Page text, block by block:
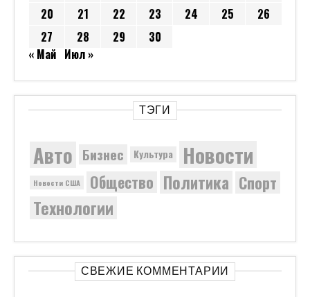
20
21 22 23 24 25
26
27
28 29
30
« Май Июл »
ТЭГИ
Авто Бизнес Культура Новости
Новости США Общество Политика Спорт
Технологии
СВЕЖИЕ КОММЕНТАРИИ